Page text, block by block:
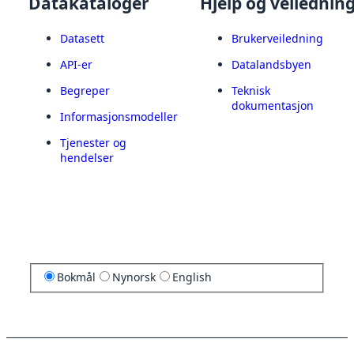
Datasett
API-er
Begreper
Informasjonsmodeller
Tjenester og
hendelser
Brukerveiledning
Datalandsbyen
Teknisk
dokumentasjon
Bokmål Nynorsk English